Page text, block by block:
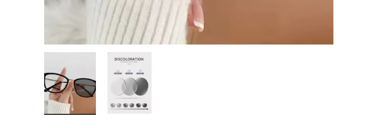
Autres accessoires gamer